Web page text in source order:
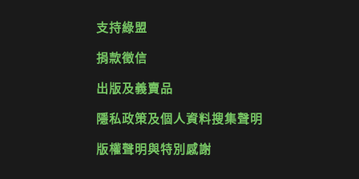
支持綠盟
捐款徵信
出版及義賣品
隱私政策及個人資料搜集聲明
版權聲明與特別感謝